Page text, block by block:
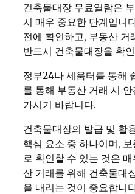
건축물대장 무료열람은
시 매우 중요한 단계입니
전에 확인하고, 부동산 거
반드시 건축물대장을 확
정부24나 세움터를 통해
를 통해 부동산 거래 시
가시기 바랍니다.
건축물대장의 발급 및 활
핵심 요소 중 하나이며,
로 확인할 수 있는 것은
산 거래를 위해 건축물대
을 내리는 것이 중요합니